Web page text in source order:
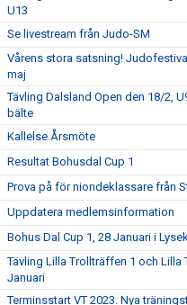
U13
Se livestream från Judo-SM
Vårens stora satsning!
maj
Tävling Dalsland Open den 18/2,
bälte
Kallelse Årsmöte
Resultat Bohusdal Cup 1
Prova på för niondeklassare från
Uppdatera medlemsinformation
Bohus Dal Cup 1, 28 Januari i
Tävling Lilla Trollträffen 1 och Lilla
Januari
Terminsstart VT 2023. Nya